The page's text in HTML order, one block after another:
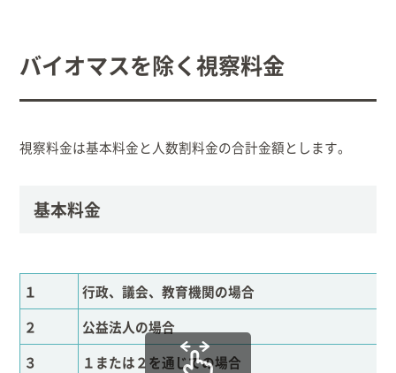
事業者向け
防災情報
バイオマスを除く視察料金
視察料金は基本料金と人数割料金の合計金額とします。
基本料金
１
行政、議会、教育機関の場合
２
公益法人の場合
３
１または２を通じての場合